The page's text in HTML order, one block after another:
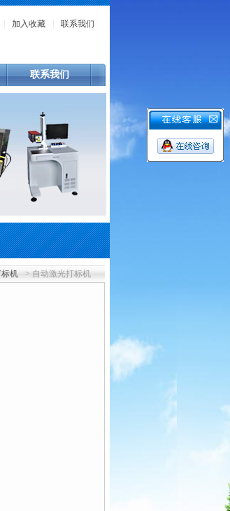
加入收藏 联系我们
联系我们
机 > 自动激光打标机